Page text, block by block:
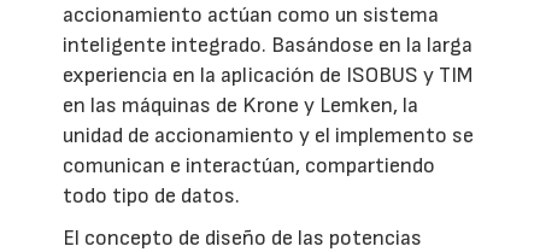
accionamiento actúan como un sistema
inteligente integrado. Basándose en la larga
experiencia en la aplicación de ISOBUS y TIM
en las máquinas de Krone y Lemken, la
unidad de accionamiento y el implemento se
comunican e interactúan, compartiendo
todo tipo de datos.
El concepto de diseño de las potencias